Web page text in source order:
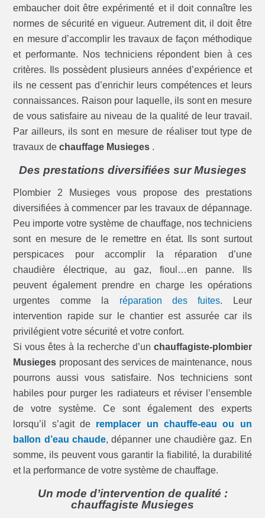
embaucher doit être expérimenté et il doit connaître les
normes de sécurité en vigueur. Autrement dit, il doit être
en mesure d’accomplir les travaux de façon méthodique
et performante. Nos techniciens répondent bien à ces
critères. Ils possèdent plusieurs années d’expérience et
ils ne cessent pas d’enrichir leurs compétences et leurs
connaissances. Raison pour laquelle, ils sont en mesure
de vous satisfaire au niveau de la qualité de leur travail.
Par ailleurs, ils sont en mesure de réaliser tout type de
travaux dechauffage Musieges .
Des prestations diversifiées sur Musieges
Plombier 2 Musieges vous propose des prestations
diversifiées à commencer par les travaux de dépannage.
Peu importe votre système de chauffage, nos techniciens
sont en mesure de le remettre en état. Ils sont surtout
perspicaces pour accomplir la réparation d’une
chaudière électrique, au gaz, fioul…en panne. Ils
peuvent également prendre en charge les opérations
urgentes comme la réparation des fuites. Leur
intervention rapide sur le chantier est assurée car ils
privilégient votre sécurité et votre confort.
Si vous êtes à la recherche d’un chauffagiste-plombier
Musieges proposant des services de maintenance, nous
pourrons aussi vous satisfaire. Nos techniciens sont
habiles pour purger les radiateurs et réviser l’ensemble
de votre système. Ce sont également des experts
lorsqu’il s’agit de remplacer un chauffe-eau ou un
ballon d’eau chaude, dépanner une chaudière gaz. En
somme, ils peuvent vous garantir la fiabilité, la durabilité
et la performance de votre système de chauffage.
Un mode d’intervention de qualité :
chauffagiste Musieges